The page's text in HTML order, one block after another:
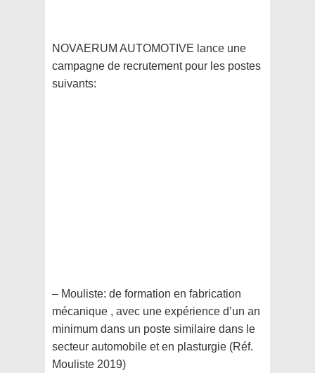
NOVAERUM AUTOMOTIVE lance une
campagne de recrutement pour les postes
suivants:
– Mouliste: de formation en fabrication
mécanique , avec une expérience d’un an
minimum dans un poste similaire dans le
secteur automobile et en plasturgie (Réf.
Mouliste 2019)